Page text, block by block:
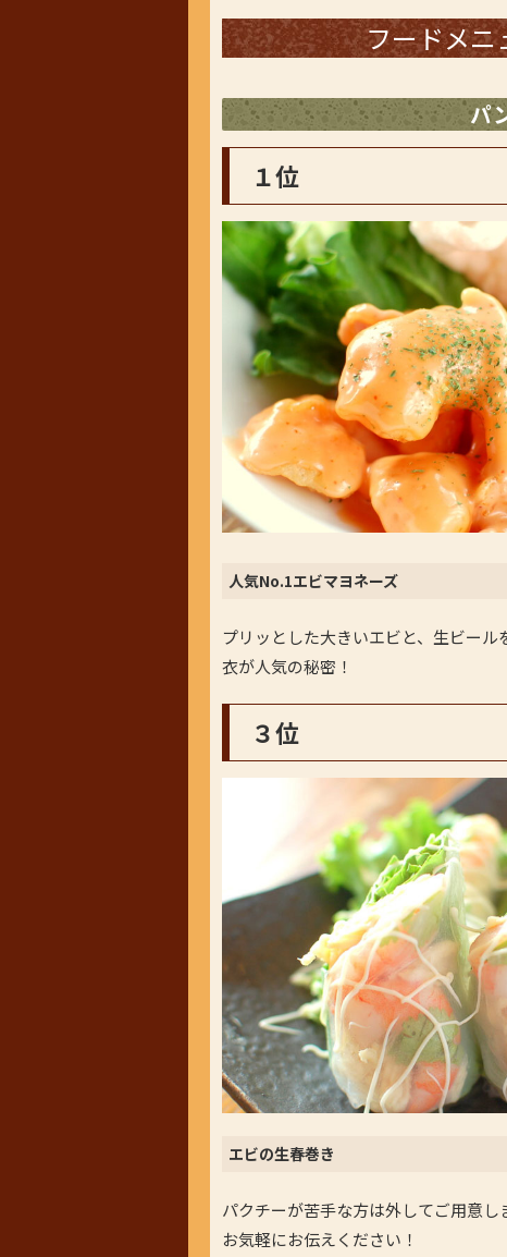
フードメ
パ
１位
人気No.1エビマヨネーズ
プリッとした大きいエビと、生ビー
衣が人気の秘密！
３位
エビの生春巻き
パクチーが苦手な方は外してご用意し
お気軽にお伝えください！